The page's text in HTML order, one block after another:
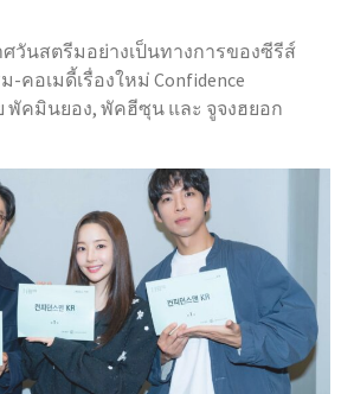
ศวันสตรีมอย่างเป็นทางการของซีรีส์
-คอเมดี้เรื่องใหม่ Confidence
พัคมินยอง, พัคฮีซุน และ จูจงฮยอก